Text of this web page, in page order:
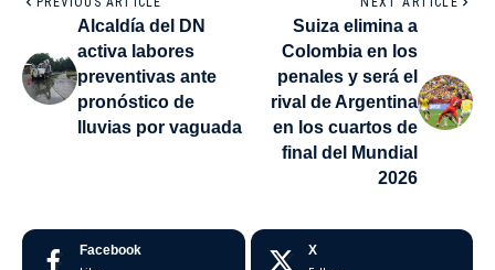
Alcaldía del DN
activa labores
preventivas ante
pronóstico de
lluvias por vaguada
Suiza elimina a
Colombia en los
penales y será el
rival de Argentina
en los cuartos de
final del Mundial
2026
Facebook X